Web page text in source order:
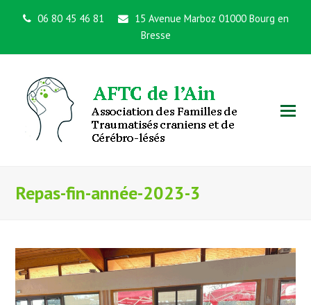
06 80 45 46 81
15 Avenue Marboz 01000 Bourg en
Bresse
Repas-fin-année-2023-3